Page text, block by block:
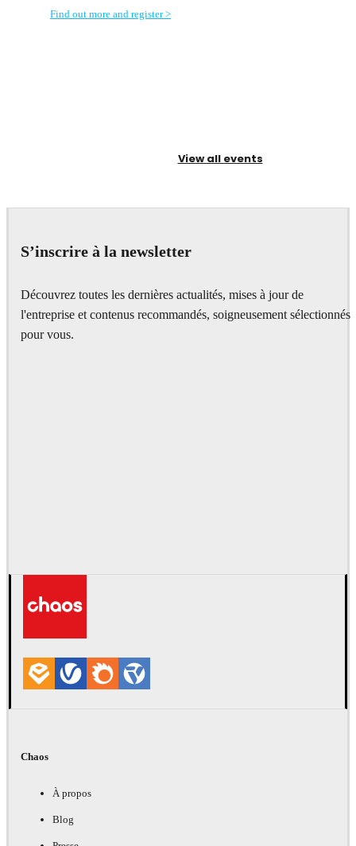
Find out more and register >
View all events
S’inscrire à la newsletter
Découvrez toutes les dernières actualités, mises à jour de
l'entreprise et contenus recommandés, soigneusement sélectionnés
pour vous.
Chaos
À propos
Blog